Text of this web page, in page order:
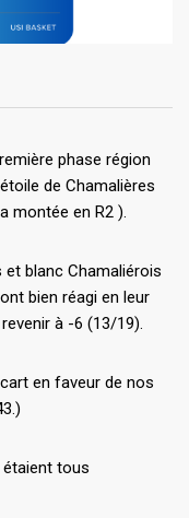
phase région
de Chamalières
montée en R2 ).
blanc Chamaliérois
bien réagi en leur
à -6 (13/19).
en faveur de nos
tous